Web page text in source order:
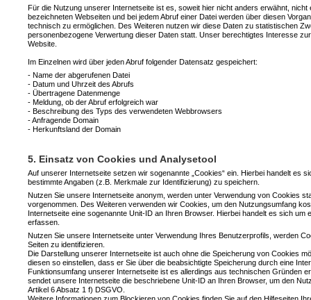
Für die Nutzung unserer Internetseite ist es, soweit hier nicht anders erwähnt,
bezeichneten Webseiten und bei jedem Abruf einer Datei werden über diesen
technisch zu ermöglichen. Des Weiteren nutzen wir diese Daten zu statistischen
personenbezogene Verwertung dieser Daten statt. Unser berechtigtes Interesse
Website.
Im Einzelnen wird über jeden Abruf folgender Datensatz gespeichert:
- Name der abgerufenen Datei
- Datum und Uhrzeit des Abrufs
- Übertragene Datenmenge
- Meldung, ob der Abruf erfolgreich war
- Beschreibung des Typs des verwendeten Webbrowsers
- Anfragende Domain
- Herkunftsland der Domain
5. Einsatz von Cookies und Analysetool
Auf unserer Internetseite setzen wir sogenannte „Cookies“ ein. Hierbei handelt es
bestimmte Angaben (z.B. Merkmale zur Identifizierung) zu speichern.
Nutzen Sie unsere Internetseite anonym, werden unter Verwendung von Cookies
vorgenommen. Des Weiteren verwenden wir Cookies, um den Nutzungsumfang
Internetseite eine sogenannte Unit-ID an Ihren Browser. Hierbei handelt es sich
erfassen.
Nutzen Sie unsere Internetseite unter Verwendung Ihres Benutzerprofils, werden
Seiten zu identifizieren.
Die Darstellung unserer Internetseite ist auch ohne die Speicherung von Cookies
diesen so einstellen, dass er Sie über die beabsichtigte Speicherung durch eine
Funktionsumfang unserer Internetseite ist es allerdings aus technischen Gründen
sendet unsere Internetseite die beschriebene Unit-ID an Ihren Browser, um den
Artikel 6 Absatz 1 f) DSGVO.